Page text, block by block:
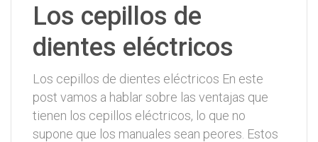
Los cepillos de
dientes eléctricos
Los cepillos de dientes eléctricos En este
post vamos a hablar sobre las ventajas que
tienen los cepillos eléctricos, lo que no
supone que los manuales sean peores. Estos